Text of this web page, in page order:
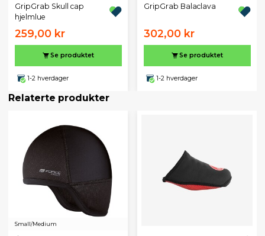
GripGrab Skull cap
hjelmlue
259,00 kr
Se produktet
1-2 hverdager
GripGrab Balaclava
302,00 kr
Se produktet
1-2 hverdager
Relaterte produkter
Small/Medium